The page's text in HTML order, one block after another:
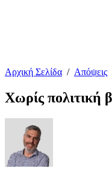
Αρχική Σελίδα / Απόψεις
Χωρίς πολιτική